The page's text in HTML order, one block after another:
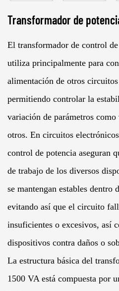
Transformador de
El transformador de control
utiliza principalmente para
alimentación de otros
permitiendo controlar la
variación de parámetros
otros. En circuitos
control de potencia aseguran
de trabajo de los diversos
se mantengan estables dentro
evitando así que el circuito
insuficientes o excesivos, así
dispositivos contra daños o
La estructura básica del
1500 VA está compuesta por